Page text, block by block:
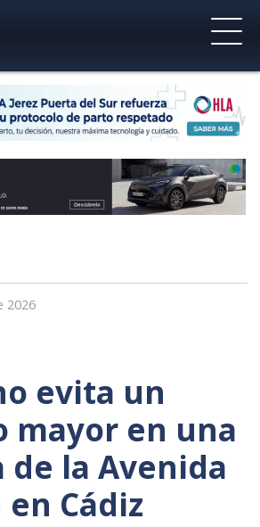
2026
evita un
mayor en una
la Avenida
Cádiz